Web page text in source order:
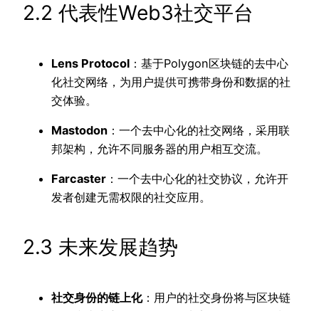
2.2 代表性Web3社交平台
Lens Protocol ：基于Polygon区块链的去中心
化社交网络，为用户提供可携带身份和数据的社
交体验。
Mastodon ：一个去中心化的社交网络，采用联
邦架构，允许不同服务器的用户相互交流。
Farcaster ：一个去中心化的社交协议，允许开
发者创建无需权限的社交应用。
2.3 未来发展趋势
社交身份的链上化：用户的社交身份将与区块链